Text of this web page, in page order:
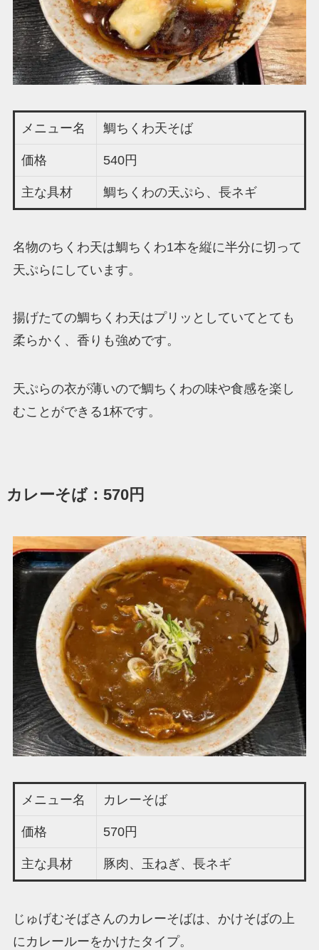
メニュー名 鯛ちくわ天そば
価格 540円
主な具材 鯛ちくわの天ぷら、長ネギ
名物のちくわ天は鯛ちくわ1本を縦に半分に切って
天ぷらにしています。
揚げたての鯛ちくわ天はプリッとしていてとても
柔らかく、香りも強めです。
天ぷらの衣が薄いので鯛ちくわの味や食感を楽し
むことができる1杯です。
カレーそば：570円
メニュー名 カレーそば
価格 570円
主な具材 豚肉、玉ねぎ、長ネギ
じゅげむそばさんのカレーそばは、かけそばの上
にカレールーをかけたタイプ。